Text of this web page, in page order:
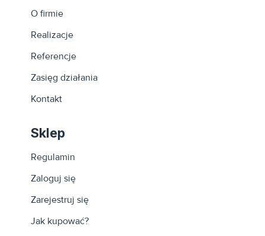
O firmie
Realizacje
Referencje
Zasięg działania
Kontakt
Sklep
Regulamin
Zaloguj się
Zarejestruj się
Jak kupować?